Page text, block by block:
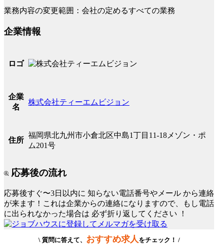
業務内容の変更範囲：会社の定めるすべての業務
企業情報
ロゴ
企業
名
株式会社ティーエムビジョン
住所
福岡県北九州市小倉北区中島1丁目11-18メゾン・ポ
ム201号
応募後の流れ
応募後すぐ〜3日以内に 知らない電話番号やメール から連絡
が来ます！これは企業からの連絡になりますので、もし電話
に出られなかった場合は 必ず折り返してください ！
\ 質問に答えて、 おすすめ求人をチェック！ /